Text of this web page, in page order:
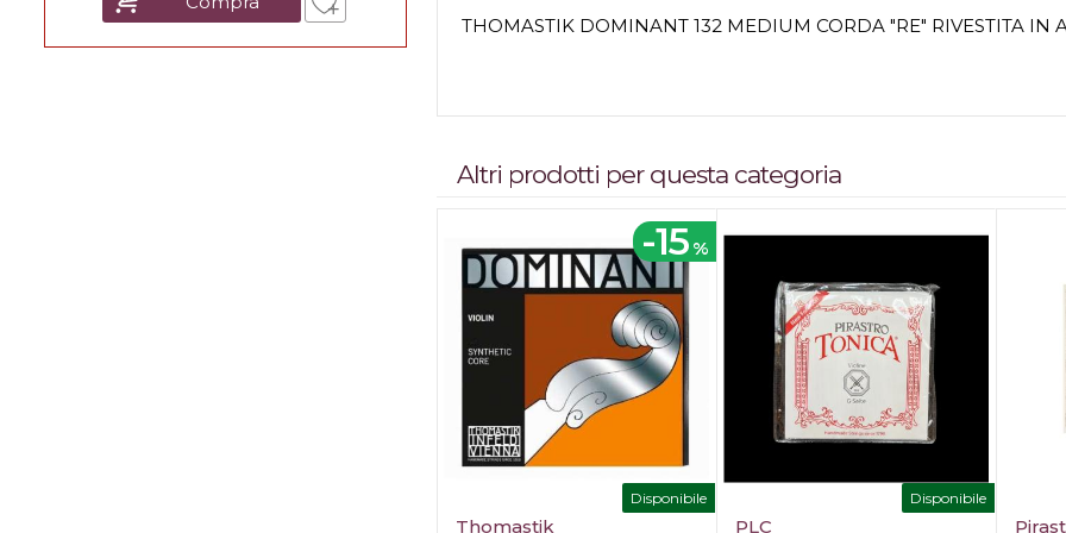
THOMASTIK DOMINANT 132 MEDIUM CORDA "RE" RIVESTITA IN
Altri prodotti per questa categoria
-15 %
Disponibile
Thomastik
Disponibile
PLC